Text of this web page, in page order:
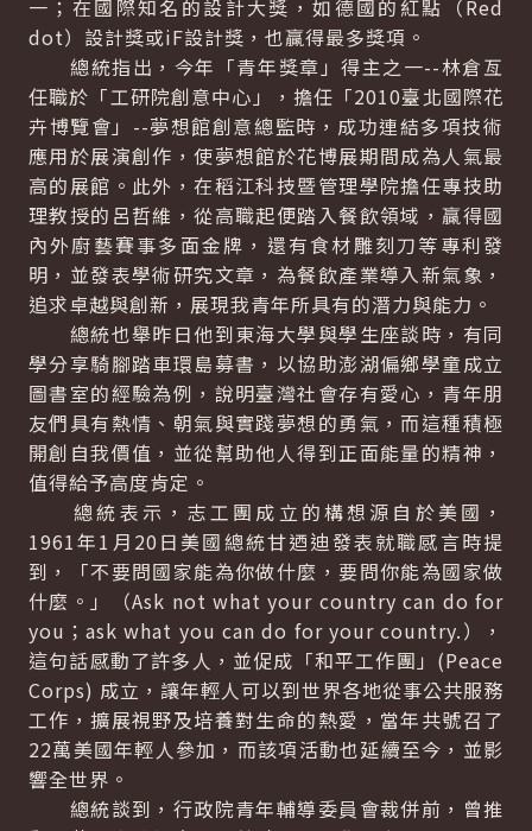
一；在國際知名的設計大獎，如德國的紅點（Red
dot）設計獎或iF設計獎，也贏得最多獎項。
總統指出，今年「青年獎章」得主之一--林倉亙
任職於「工研院創意中心」，擔任「2010臺北國際花
卉博覽會」--夢想館創意總監時，成功連結多項技術
應用於展演創作，使夢想館於花博展期間成為人氣最
高的展館。此外，在稻江科技暨管理學院擔任專技助
理教授的呂哲維，從高職起便踏入餐飲領域，贏得國
內外廚藝賽事多面金牌，還有食材雕刻刀等專利發
明，並發表學術研究文章，為餐飲產業導入新氣象，
追求卓越與創新，展現我青年所具有的潛力與能力。
總統也舉昨日他到東海大學與學生座談時，有同
學分享騎腳踏車環島募書，以協助澎湖偏鄉學童成立
圖書室的經驗為例，說明臺灣社會存有愛心，青年朋
友們具有熱情、朝氣與實踐夢想的勇氣，而這種積極
開創自我價值，並從幫助他人得到正面能量的精神，
值得給予高度肯定。
總統表示，志工團成立的構想源自於美國，
1961年1月20日美國總統甘迺迪發表就職感言時提
到，「不要問國家能為你做什麼，要問你能為國家做
什麼。」（Ask not what your country can do for
you；ask what you can do for your country.），
這句話感動了許多人，並促成「和平工作團」(Peace
Corps) 成立，讓年輕人可以到世界各地從事公共服務
工作，擴展視野及培養對生命的熱愛，當年共號召了
22萬美國年輕人參加，而該項活動也延續至今，並影
響全世界。
總統談到，行政院青年輔導委員會裁併前，曾推